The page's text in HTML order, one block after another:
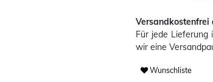
Versandkostenfrei
Für jede Lieferung
wir eine
Wunschliste